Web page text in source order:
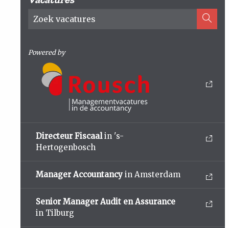
Powered by
Directeur Fiscaalin 's-
Hertogenbosch
Manager Accountancy in Amsterdam
Senior Manager Audit en Assurance
in Tilburg